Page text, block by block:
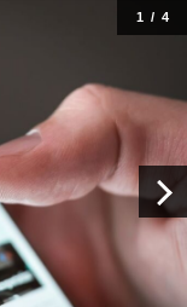
1/ 4